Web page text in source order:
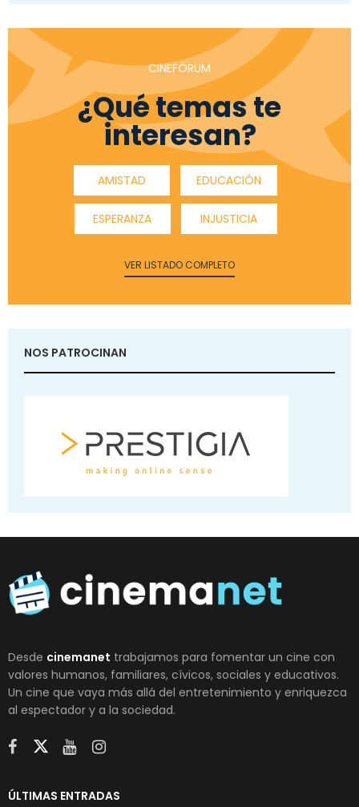
CINEFÓRUM
¿Qué temas te
interesan?
AMISTAD EDUCACIÓN
ESPERANZA INJUSTICIA
VER LISTADO COMPLETO
NOS PATROCINAN
Desde cinemanet trabajamos para fomentar un cine con
valores humanos, familiares, cívicos, sociales y educativos.
Un cine que vaya más allá del entretenimiento y enriquezca
al espectador y a la sociedad.
ÚLTIMAS ENTRADAS